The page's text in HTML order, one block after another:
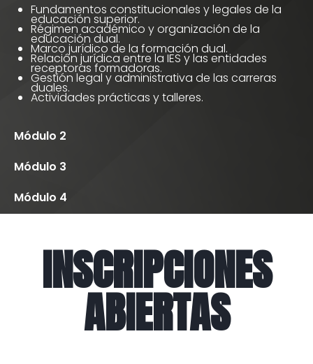
Fundamentos constitucionales y legales de la
educación superior.
Régimen académico y organización de la
educación dual.
Marco jurídico de la formación dual.
Relación jurídica entre la IES y las entidades
receptoras formadoras.
Gestión legal y administrativa de las carreras
duales.
Actividades prácticas y talleres.
Módulo 2
Módulo 3
Módulo 4
INSCRIPCIONES
ABIERTAS